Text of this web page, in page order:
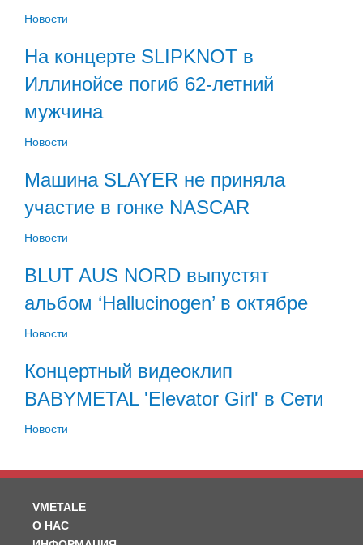
Новости
На концерте SLIPKNOT в
Иллинойсе погиб 62-летний
мужчина
Новости
Машина SLAYER не приняла
участие в гонке NASCAR
Новости
BLUT AUS NORD выпустят
альбом ‘Hallucinogen’ в октябре
Новости
Концертный видеоклип
BABYMETAL 'Elevator Girl' в Сети
Новости
VMETALE
О НАС